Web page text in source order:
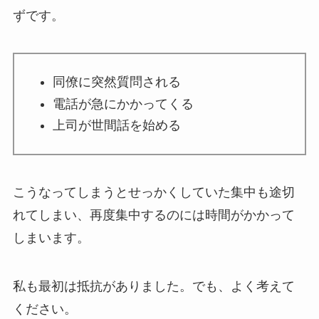
ずです。
同僚に突然質問される
電話が急にかかってくる
上司が世間話を始める
こうなってしまうとせっかくしていた集中も途切
れてしまい、再度集中するのには時間がかかって
しまいます。
私も最初は抵抗がありました。でも、よく考えて
ください。